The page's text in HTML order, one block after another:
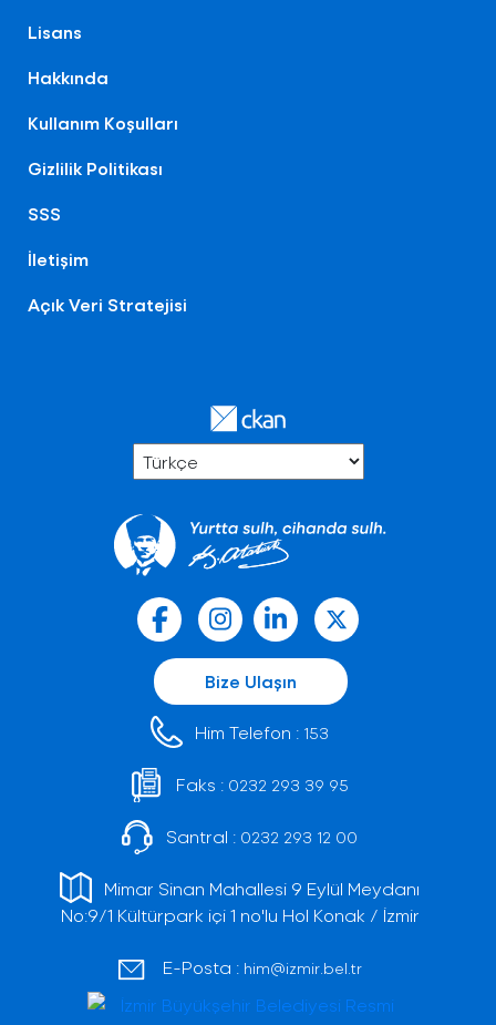
Lisans
Hakkında
Kullanım Koşulları
Gizlilik Politikası
SSS
İletişim
Açık Veri Stratejisi
Bize Ulaşın
Him Telefon : 153
Faks : 0232 293 39 95
Santral : 0232 293 12 00
Mimar Sinan Mahallesi 9 Eylül Meydanı
No:9/1 Kültürpark içi 1 no'lu Hol Konak / İzmir
E-Posta : him@izmir.bel.tr